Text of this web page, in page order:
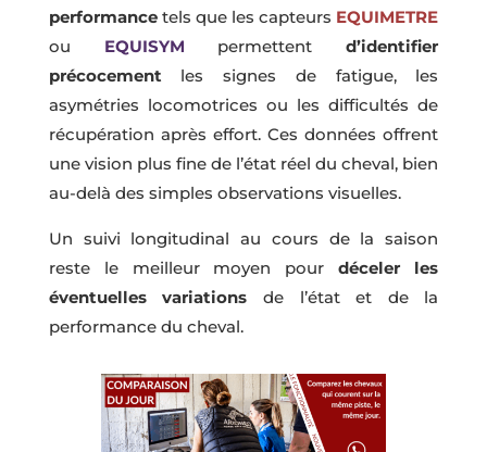
performancetels que les capteurs EQUIMETRE
ou EQUISYM permettentd’identifier
précocementles signes de fatigue, les
asymétries locomotrices ou les difficultés de
récupération après effort. Ces données offrent
une vision plus fine de l’état réel du cheval, bien
au-delà des simples observations visuelles.
Un suivi longitudinal au cours de la saison
reste le meilleur moyen pourdéceler les
éventuelles variations de l’état et de la
performance du cheval.